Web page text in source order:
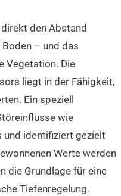
den Abstand
– und das
Vegetation. Die
liegt in der Fähigkeit,
Ein speziell
wie
und identifiziert gezielt
Werte werden
die Grundlage für eine
Tiefenregelung.